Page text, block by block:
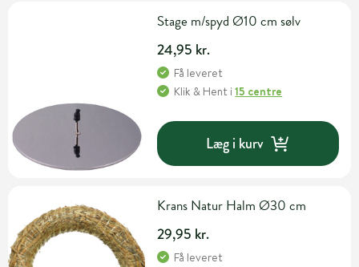
Stage m/spyd Ø10 cm sølv
24,95 kr.
Få leveret
Klik & Hent i15 centre
Læg i kurv
Krans Natur Halm Ø30 cm
29,95 kr.
Få leveret